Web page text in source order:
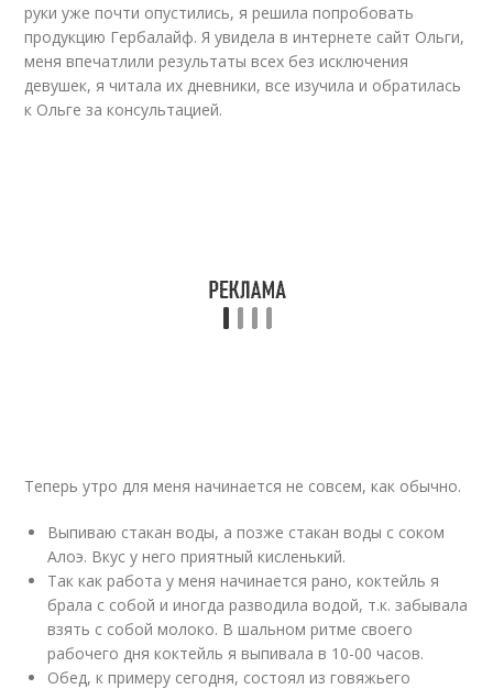
руки уже почти опустились, я решила попробовать
продукцию Гербалайф. Я увидела в интернете сайт Ольги,
меня впечатлили результаты всех без исключения
девушек, я читала их дневники, все изучила и обратилась
к Ольге за консультацией.
Теперь утро для меня начинается не совсем, как обычно.
Выпиваю стакан воды, а позже стакан воды с соком
Алоэ. Вкус у него приятный кисленький.
Так как работа у меня начинается рано, коктейль я
брала с собой и иногда разводила водой, т.к. забывала
взять с собой молоко. В шальном ритме своего
рабочего дня коктейль я выпивала в 10-00 часов.
Обед, к примеру сегодня, состоял из говяжьего